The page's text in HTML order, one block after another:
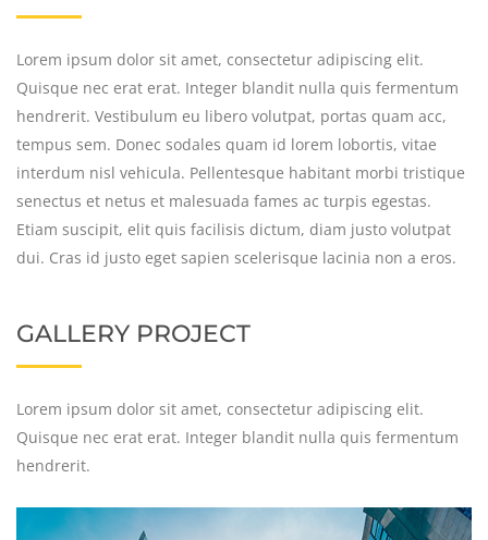
Lorem ipsum dolor sit amet, consectetur adipiscing elit.
Quisque nec erat erat. Integer blandit nulla quis fermentum
hendrerit. Vestibulum eu libero volutpat, portas quam acc,
tempus sem. Donec sodales quam id lorem lobortis, vitae
interdum nisl vehicula. Pellentesque habitant morbi tristique
senectus et netus et malesuada fames ac turpis egestas.
Etiam suscipit, elit quis facilisis dictum, diam justo volutpat
dui. Cras id justo eget sapien scelerisque lacinia non a eros.
GALLERY PROJECT
Lorem ipsum dolor sit amet, consectetur adipiscing elit.
Quisque nec erat erat. Integer blandit nulla quis fermentum
hendrerit.